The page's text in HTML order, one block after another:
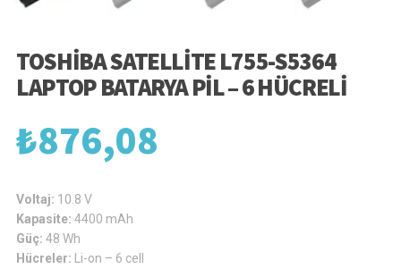
TOSHIBA SATELLITE L755-S5364
LAPTOP BATARYA PIL – 6 HÜCRELI
₺876,08
Voltaj: 10.8 V
Kapasite: 4400 mAh
Güç: 48 Wh
Hücreler:
Li-on – 6 cell